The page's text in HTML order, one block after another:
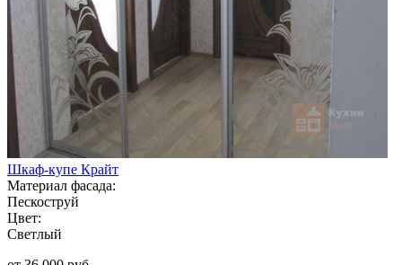
Шкаф-купе Крайт
Материал фасада:
Пескоструй
Цвет:
Светлый